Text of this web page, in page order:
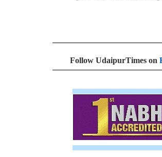
Follow UdaipurTimes on